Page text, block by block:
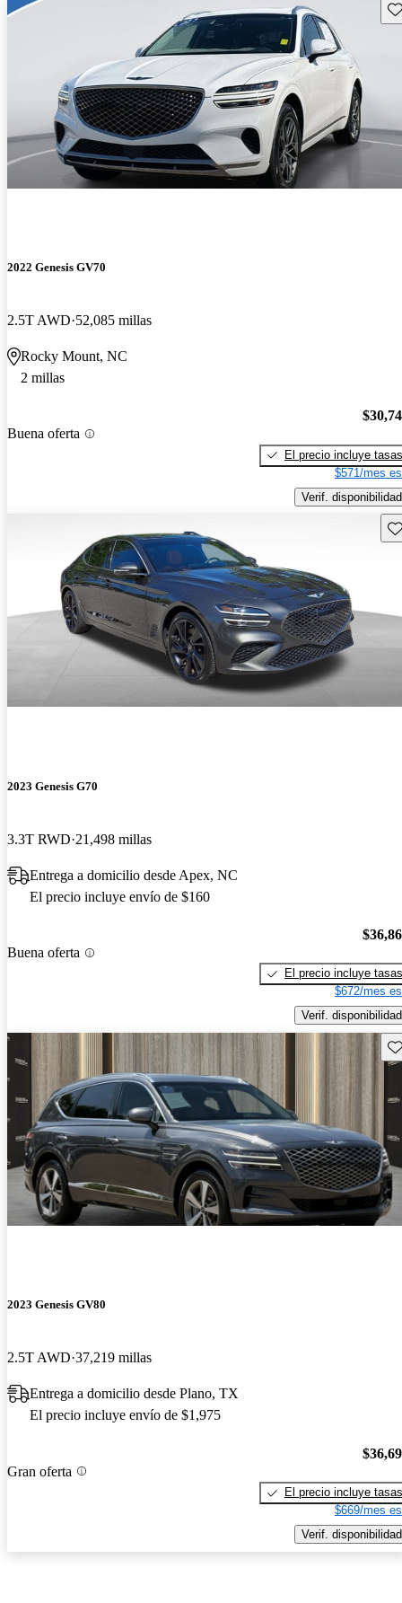
2022 Genesis GV70
2.5T AWD 52,085 millas
Rocky Mount, NC
2 millas
Buena oferta
El precio incluye tasas
$571/mes
Verif. disponibilidad
2023 Genesis G70
3.3T RWD 21,498 millas
Entrega a domicilio desde Apex, NC
El precio incluye envío de $160
Buena oferta
El precio incluye tasas
$672/mes
Verif. disponibilidad
2023 Genesis GV80
2.5T AWD 37,219 millas
Entrega a domicilio desde Plano, TX
El precio incluye envío de $1,975
Gran oferta
El precio incluye tasas
$669/mes
Verif. disponibilidad